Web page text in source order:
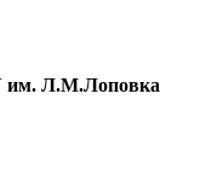
им. Л.М.Лоповка